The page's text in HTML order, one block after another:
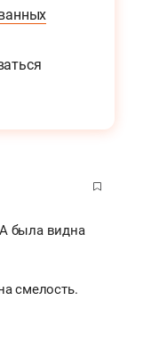
была видна
смелость.